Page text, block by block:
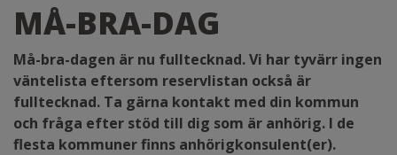
MÅ-BRA-DAG
Må-bra-dagen är nu fulltecknad. Vi har tyvärr ingen
väntelista eftersom reservlistan också är
fulltecknad. Ta gärna kontakt med din kommun
och fråga efter stöd till dig som är anhörig. I de
flesta kommuner finns anhörigkonsulent(er).